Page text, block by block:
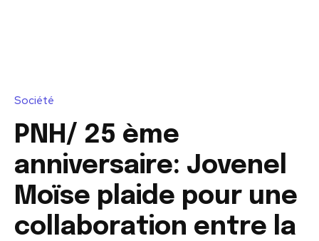
Société
PNH/ 25 ème
anniversaire: Jovenel
Moïse plaide pour une
collaboration entre la